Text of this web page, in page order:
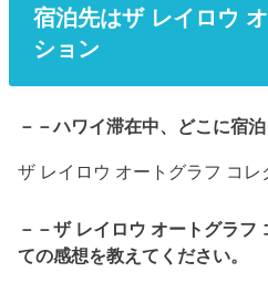
宿泊先はザ レイロウ
ション
－－ハワイ滞在中、どこに宿
ザ レイロウ オートグラフ コレ
－－ザ レイロウ オートグラフ
ての感想を教えてください。